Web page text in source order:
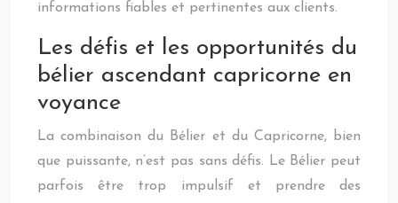
informations fiables et pertinentes aux clients.
Les défis et les opportunités du
bélier ascendant capricorne en
voyance
La combinaison du Bélier et du Capricorne, bien
que puissante, n’est pas sans défis. Le Bélier peut
parfois être trop impulsif et prendre des